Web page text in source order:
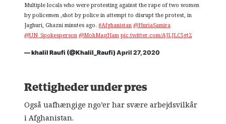
Multiple locals who were protesting against the rape of two women
by policemen ,shot by police in attempt to disrupt the protest, in
Jaghuri, Ghazni minutes ago.#Afghanistan @HuriaSamira
@UN_Spokesperson @MohMaqHam pic.twitter.com/AJLJLC5gt2
— khalil Raufi (@Khalil_Raufi)April 27, 2020
Rettigheder under pres
Også uafhængige ngo’er har svære arbejdsvilkår
i Afghanistan.